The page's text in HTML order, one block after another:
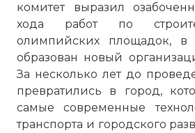
комитет выразил
хода работ по
олимпийских площадок,
образован новый
За несколько лет до
превратились в город,
самые современные
транспорта и городского